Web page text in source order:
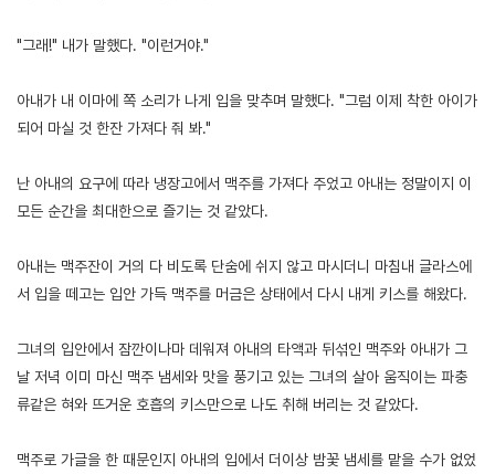
"그래!" 내가 말했다. "이런거야."
아내가 내 이마에 쪽 소리가 나게 입을 맞추며 말했다. "그럼 이제 착한 아이가
되어 마실 것 한잔 가져다 줘 봐."
난 아내의 요구에 따라 냉장고에서 맥주를 가져다 주었고 아내는 정말이지 이
모든 순간을 최대한으로 즐기는 것 같았다.
아내는 맥주잔이 거의 다 비도록 단숨에 쉬지 않고 마시더니 마침내 글라스에
서 입을 떼고는 입안 가득 맥주를 머금은 상태에서 다시 내게 키스를 해왔다.
그녀의 입안에서 잠깐이나마 데워져 아내의 타액과 뒤섞인 맥주와 아내가 그
날 저녁 이미 마신 맥주 냄세와 맛을 풍기고 있는 그녀의 살아 움직이는 파충
류같은 혀와 뜨거운 호흡의 키스만으로 나도 취해 버리는 것 같았다.
맥주로 가글을 한 때문인지 아내의 입에서 더이상 밤꽃 냄세를 맡을 수가 없었